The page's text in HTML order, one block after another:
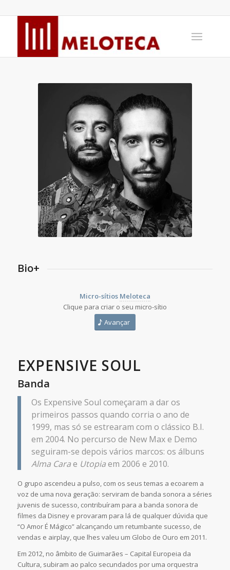
Bio+
Micro-sítios Meloteca
Clique para criar o seu micro-sítio
Avançar
EXPENSIVE SOUL
Banda
Os Expensive Soul começaram a dar os
primeiros passos quando corria o ano de
1999, mas só se estrearam com o clássico B.I.
em 2004. No percurso de New Max e Demo
seguiram-se depois vários marcos: os álbuns
Alma Carae Utopiaem 2006 e 2010.
O grupo ascendeu a pulso, com os seus temas a ecoarem a
voz de uma nova geração: serviram de banda sonora a séries
juvenis de sucesso, contribuíram para a banda sonora de
filmes da Disney e provaram para lá de qualquer dúvida que
“O Amor É Mágico” alcançando um retumbante sucesso, de
vendas e airplay, que lhes valeu um Globo de Ouro em 2011.
Em 2012, no âmbito de Guimarães – Capital Europeia da
Cultura, subiram ao palco secundados por uma orquestra